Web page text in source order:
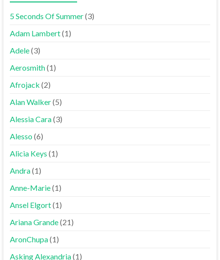
5 Seconds Of Summer(3)
Adam Lambert(1)
Adele(3)
Aerosmith(1)
Afrojack (2)
Alan Walker(5)
Alessia Cara(3)
Alesso(6)
Alicia Keys (1)
Andra(1)
Anne-Marie(1)
Ansel Elgort(1)
Ariana Grande(21)
AronChupa(1)
Asking Alexandria(1)